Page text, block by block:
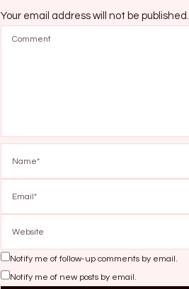
Your email address will not be published.
Notify me of follow-up comments by email.
Notify me of new posts by email.